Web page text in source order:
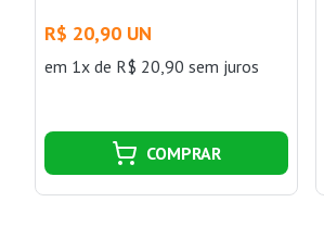
R$ 20,90 UN
em 1x de R$ 20,90 sem juros
COMPRAR